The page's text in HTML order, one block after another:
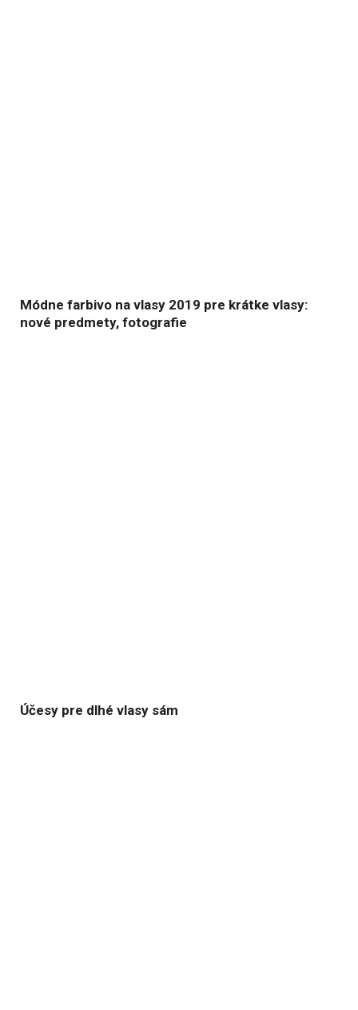
Módne farbivo na vlasy 2019 pre krátke vlasy:
nové predmety, fotografie
Účesy pre dlhé vlasy sám